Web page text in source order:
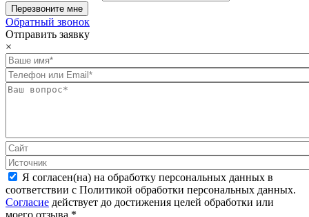
Обратный звонок
Отправить заявку
×
Я согласен(на) на обработку персональных данных в
соответствии с Политикой обработки персональных данных.
Согласие действует до достижения целей обработки или
моего отзыва *